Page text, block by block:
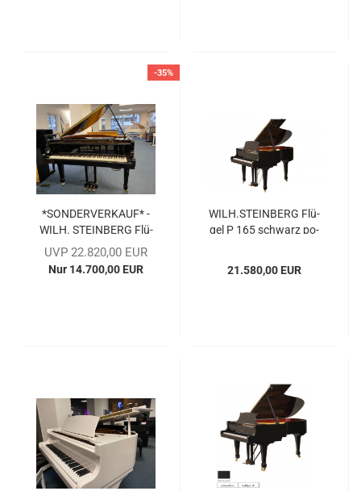
-35%
*SON­DER­VER­KAUF* -
WILH. STEIN­BERG Flü­
gel P152 schwarz po­
liert mit Si­lent Sys­tem -
Demo Mo­dell
UVP 22.820,00 EUR
Nur 14.700,00 EUR
WILH.STEIN­BERG Flü­
gel P 165 schwarz po­
21.580,00 EUR